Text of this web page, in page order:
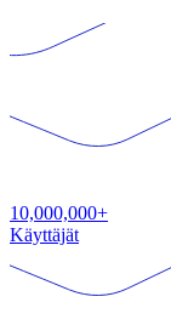
10,000,000+
Käyttäjät